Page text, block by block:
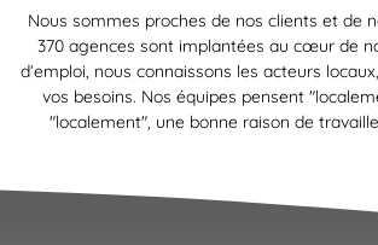
Nous sommes proches de nos clients et de
370 agences sont implantées au cœur de
d’emploi, nous connaissons les acteurs
vos besoins. Nos équipes pensent
"localement", une bonne raison de